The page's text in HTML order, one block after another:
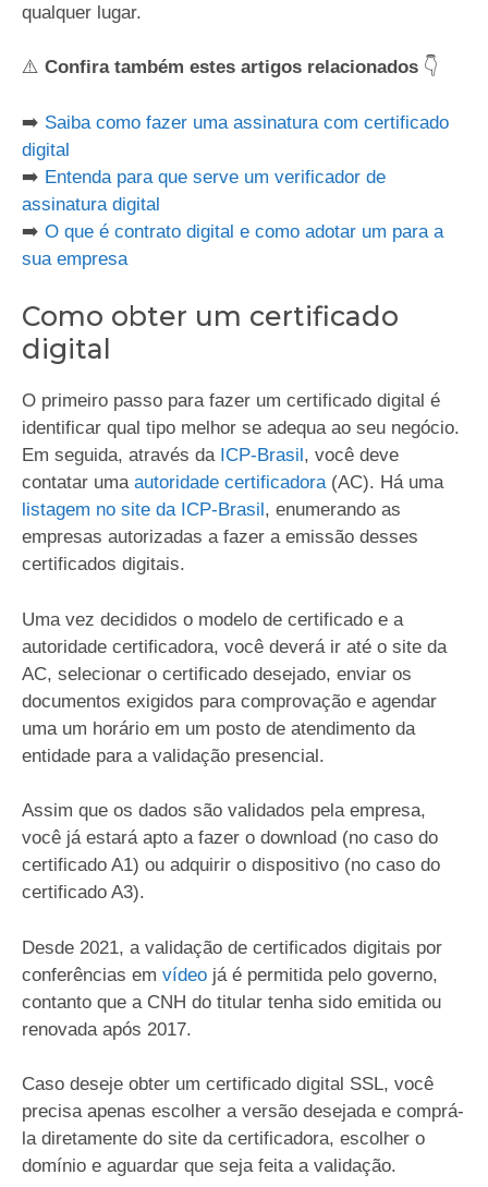
qualquer lugar.
⚠️ Confira também estes artigos relacionados 👇
➡️ Saiba como fazer uma assinatura com certificado
digital
➡️ Entenda para que serve um verificador de
assinatura digital
➡️ O que é contrato digital e como adotar um para a
sua empresa
Como obter um certificado
digital
O primeiro passo para fazer um certificado digital é
identificar qual tipo melhor se adequa ao seu negócio.
Em seguida, através daICP-Brasil, você deve
contatar uma autoridade certificadora(AC). Há uma
listagem no site da ICP-Brasil, enumerando as
empresas autorizadas a fazer a emissão desses
certificados digitais.
Uma vez decididos o modelo de certificado e a
autoridade certificadora, você deverá ir até o site da
AC, selecionar o certificado desejado, enviar os
documentos exigidos para comprovação e agendar
uma um horário em um posto de atendimento da
entidade para a validação presencial.
Assim que os dados são validados pela empresa,
você já estará apto a fazer o download (no caso do
certificado A1) ou adquirir o dispositivo (no caso do
certificado A3).
Desde 2021, a validação de certificados digitais por
conferências em vídeo já é permitida pelo governo,
contanto que a CNH do titular tenha sido emitida ou
renovada após 2017.
Caso deseje obter um certificado digital SSL, você
precisa apenas escolher a versão desejada e comprá-
la diretamente do site da certificadora, escolher o
domínio e aguardar que seja feita a validação.